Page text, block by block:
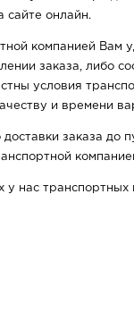
сайте онлайн.
компанией Вам
заказа, либо
условия
и времени
заказа до
у нас транспортных